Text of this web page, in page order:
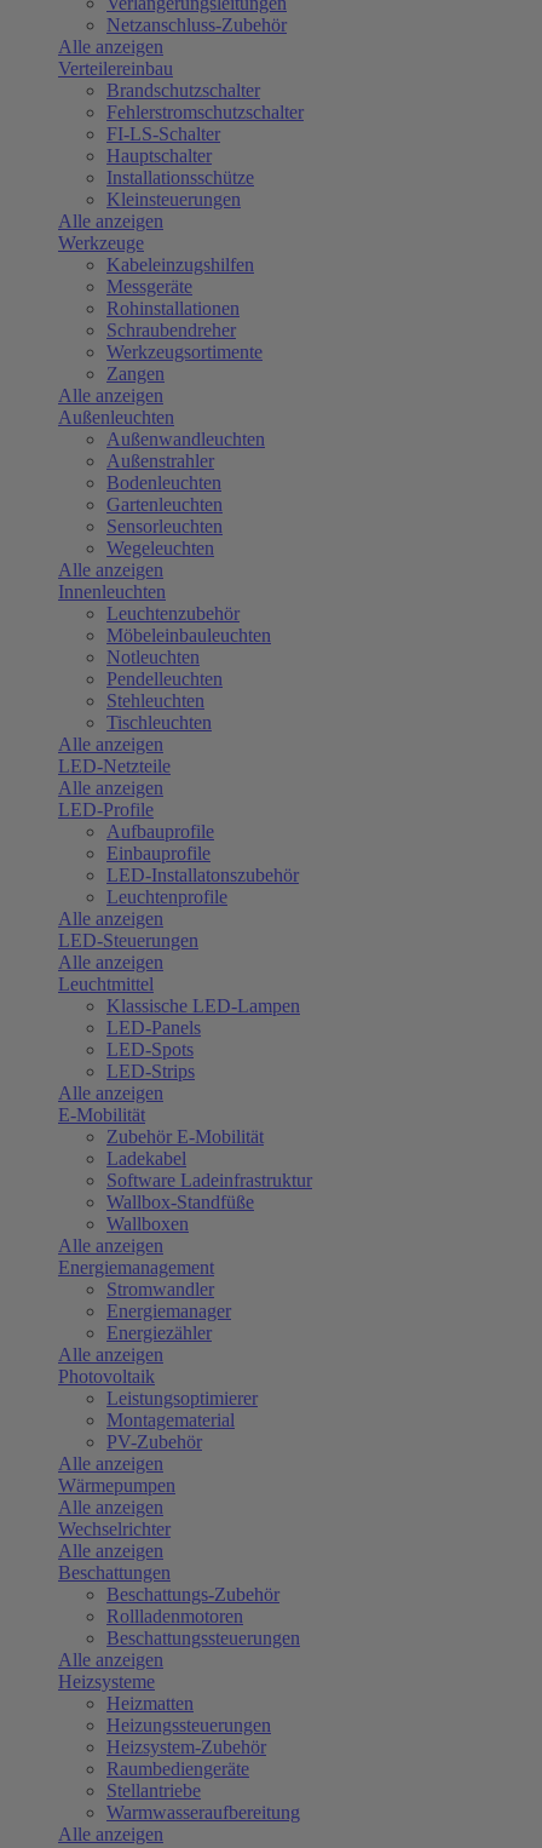
Netzanschluss-Zubehör
Alle anzeigen
Verteilereinbau
Brandschutzschalter
Fehlerstromschutzschalter
FI-LS-Schalter
Hauptschalter
Installationsschütze
Kleinsteuerungen
Alle anzeigen
Werkzeuge
Kabeleinzugshilfen
Messgeräte
Rohinstallationen
Schraubendreher
Werkzeugsortimente
Zangen
Alle anzeigen
Außenleuchten
Außenwandleuchten
Außenstrahler
Bodenleuchten
Gartenleuchten
Sensorleuchten
Wegeleuchten
Alle anzeigen
Innenleuchten
Leuchtenzubehör
Möbeleinbauleuchten
Notleuchten
Pendelleuchten
Stehleuchten
Tischleuchten
Alle anzeigen
LED-Netzteile
Alle anzeigen
LED-Profile
Aufbauprofile
Einbauprofile
LED-Installatonszubehör
Leuchtenprofile
Alle anzeigen
LED-Steuerungen
Alle anzeigen
Leuchtmittel
Klassische LED-Lampen
LED-Panels
LED-Spots
LED-Strips
Alle anzeigen
E-Mobilität
Zubehör E-Mobilität
Ladekabel
Software Ladeinfrastruktur
Wallbox-Standfüße
Wallboxen
Alle anzeigen
Energiemanagement
Stromwandler
Energiemanager
Energiezähler
Alle anzeigen
Photovoltaik
Leistungsoptimierer
Montagematerial
PV-Zubehör
Alle anzeigen
Wärmepumpen
Alle anzeigen
Wechselrichter
Alle anzeigen
Beschattungen
Beschattungs-Zubehör
Rollladenmotoren
Beschattungssteuerungen
Alle anzeigen
Heizsysteme
Heizmatten
Heizungssteuerungen
Heizsystem-Zubehör
Raumbediengeräte
Stellantriebe
Warmwasseraufbereitung
Alle anzeigen